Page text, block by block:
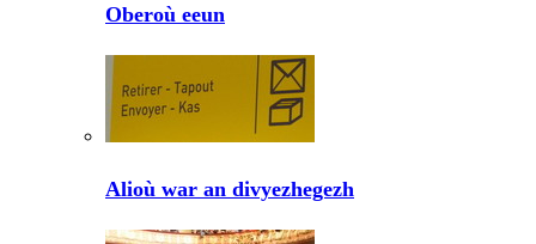
Oberoù eeun
Alioù war an divyezhegezh